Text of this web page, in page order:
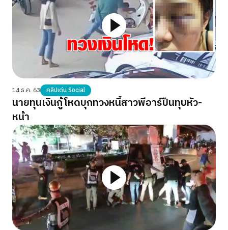
14 ธ.ค. 63 คลิปเด่น Social
นายทุนเงินกู้โหดบุกทวงหนี้สาวพีอาร์ปืนทุบหัว-
หน้า